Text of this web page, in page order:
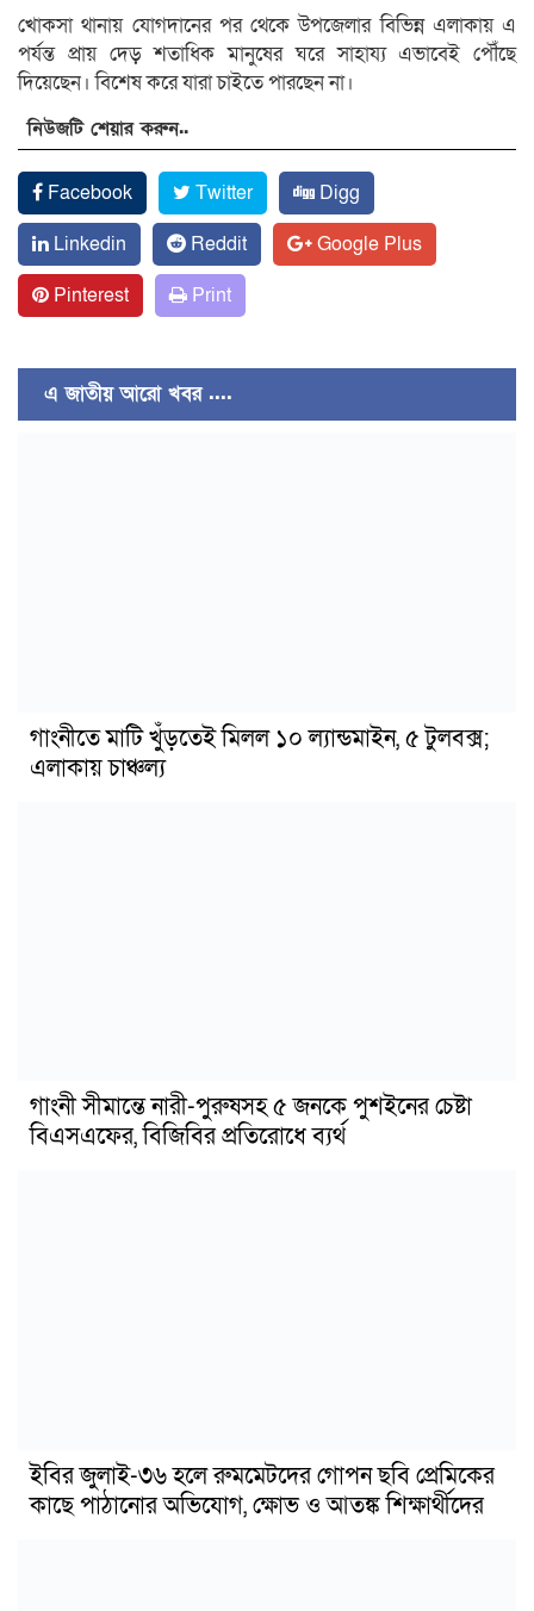
খোকসা থানায় যোগদানের পর থেকে উপজেলার বিভিন্ন এলাকায় এ
পর্যন্ত প্রায় দেড় শতাধিক মানুষের ঘরে সাহায্য এভাবেই পৌঁছে
দিয়েছেন। বিশেষ করে যারা চাইতে পারছেন না।
নিউজটি শেয়ার করুন..
Facebook Twitter
Digg
Linkedin
Reddit
Google Plus
Pinterest
Print
এ জাতীয় আরো খবর ....
গাংনীতে মাটি খুঁড়তেই মিলল ১০ ল্যান্ডমাইন, ৫ টুলবক্স;
এলাকায় চাঞ্চল্য
গাংনী সীমান্তে নারী-পুরুষসহ ৫ জনকে পুশইনের চেষ্টা
বিএসএফের, বিজিবির প্রতিরোধে ব্যর্থ
ইবির জুলাই-৩৬ হলে রুমমেটদের গোপন ছবি প্রেমিকের
কাছে পাঠানোর অভিযোগ, ক্ষোভ ও আতঙ্ক শিক্ষার্থীদের